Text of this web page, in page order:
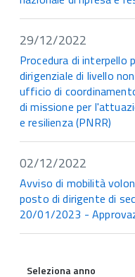
29/12/2022
Procedura di interpello
dirigenziale di livello
ufficio di
di missione per
e resilienza (PNRR)
02/12/2022
Avviso di mobilità
posto di dirigente di
20/01/2023 -
Seleziona anno